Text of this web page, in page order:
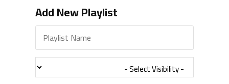
Add New Playlist